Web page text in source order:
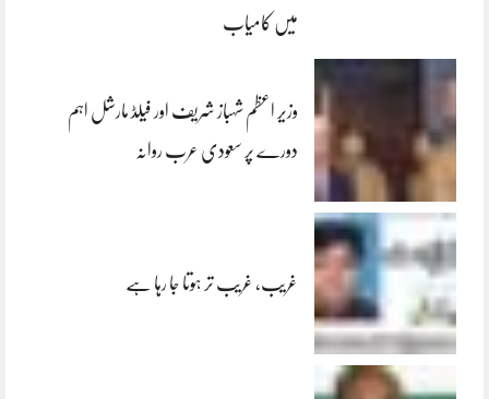
میں کامیاب
وزیر اعظم شہباز شریف اور فیلڈ مارشل اہم
دورے پر سعودی عرب روانہ
غریب، غریب تر ہوتا جا رہا ہے